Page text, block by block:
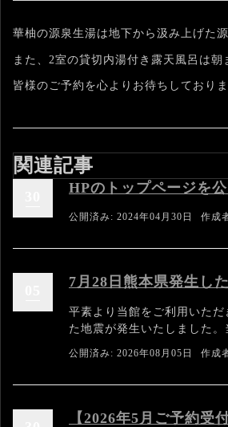
華柚の源泉生湯は地下から汲み上げた
また、2室の貸切内湯付き露天風呂は
皆様のご予約を心よりお待ちしておりま
関連記事
HPのトップページを
公開済み: 2024年04月30日 作成
7月28日熊本県発生し
平素より当館をご利用いた
た地震が発生いたしました
公開済み: 2026年08月05日 作成
【2026年5月ご予約受